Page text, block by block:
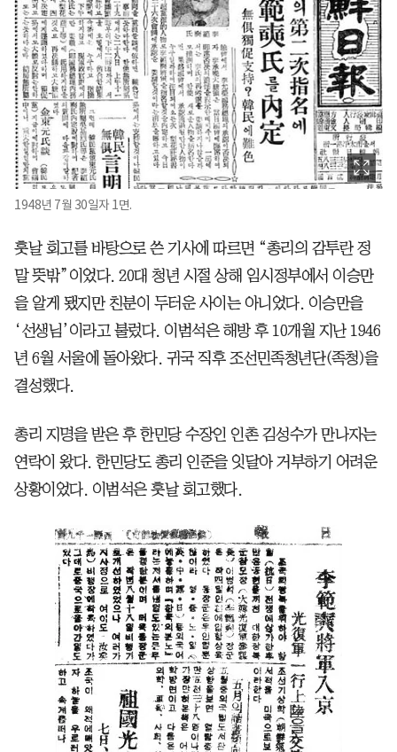
1948년 7월 30일자 1면.
훗날 회고를 바탕으로 쓴 기사에 따르면 “총리의 감투란 정
말 뜻밖”이었다. 20대 청년 시절 상해 임시정부에서 이승만
을 알게 됐지만 친분이 두터운 사이는 아니었다. 이승만을
‘선생님’이라고 불렀다. 이범석은 해방 후 10개월 지난 1946
년 6월 서울에 돌아왔다. 귀국 직후 조선민족청년단(족청)을
결성했다.
총리 지명을 받은 후 한민당 수장인 인촌 김성수가 만나자는
연락이 왔다. 한민당도 총리 인준을 잇달아 거부하기 어려운
상황이었다. 이범석은 훗날 회고했다.